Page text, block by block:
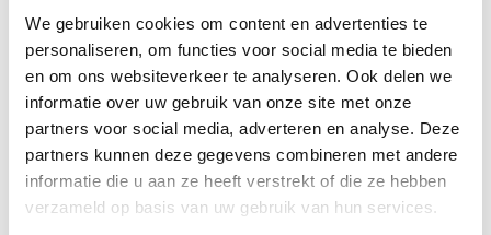
We gebruiken cookies om content en advertenties te
personaliseren, om functies voor social media te bieden
en om ons websiteverkeer te analyseren. Ook delen we
informatie over uw gebruik van onze site met onze
partners voor social media, adverteren en analyse. Deze
partners kunnen deze gegevens combineren met andere
informatie die u aan ze heeft verstrekt of die ze hebben
verzameld op basis van uw gebruik van hun services.
Merk
Big Green Egg
Keramiek
SKU
401007
EAN
0665719401007